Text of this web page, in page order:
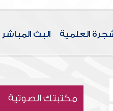
العلمية البث المباشر
مكتبتك الصوتية